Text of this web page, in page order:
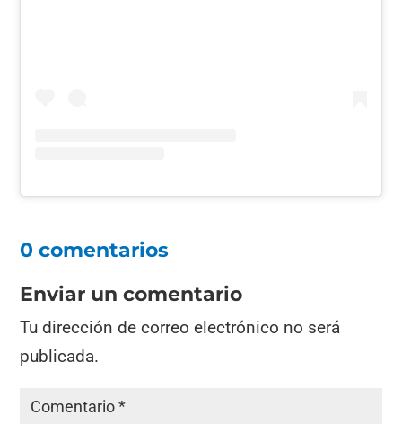
0 comentarios
Enviar un comentario
Tu dirección de correo electrónico no será
publicada.